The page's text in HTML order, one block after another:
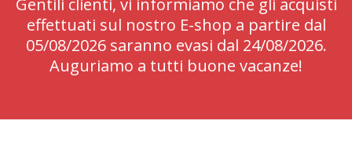
Gentili clienti, vi informiamo che gli acquisti
effettuati sul nostro E-shop a partire dal
05/08/2026 saranno evasi dal 24/08/2026.
Auguriamo a tutti buone vacanze!